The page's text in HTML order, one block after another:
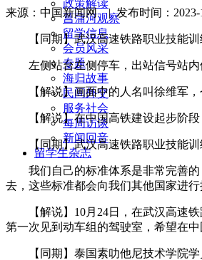
政策解读
菖蒲河观察
留学信息
会员风采
专题
海归故事
民间外交
服务社会
每周访谈
新闻回音
留学生杂志
来源：中国新闻网 |发布时间：2023-
【同期】武汉高速铁路职业技能训
左侧站台左侧停车，出站信号站内
【解说】画面中的人名叫徐维军，
【解说】在中国高铁建设起步阶段
【同期】武汉高速铁路职业技能训
我们自己的标准体系是非常完善的
去，这些标准都会向我们其他国家进行
【解说】10月24日，在武汉高速铁
第一次见到动车组的驾驶室，希望在中
【同期】泰国素叻他尼技术学院学